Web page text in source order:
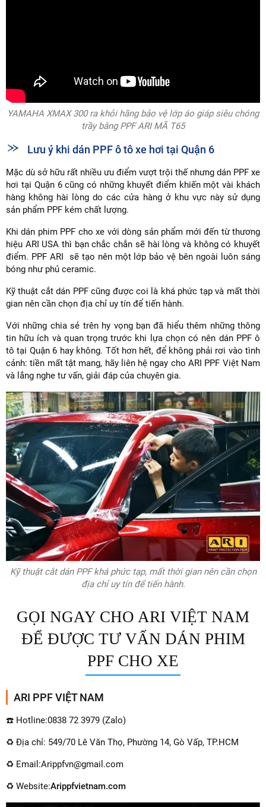
YAMAHA XMAX 300 ra khỏi hãng bảo vệ lớp áo giáp siêu chóng
trầy bằng PPF ARI MÃ T65
Lưu ý khi dán PPF ô tô xe hơi tại Quận 6
Mặc dù sở hữu rất nhiều ưu điểm vượt trội thế nhưng dán PPF xe
hơi tại Quận 6 cũng có những khuyết điểm khiến một vài khách
hàng không hài lòng do các cửa hàng ở khu vực này sử dụng
sản phẩm PPF kém chất lượng.
Khi dán phim PPF cho xe với dòng sản phẩm mới đến từ thương
hiệu ARI USA thì bạn chắc chắn sẽ hài lòng và không có khuyết
điểm. PPF ARI sẽ tạo nên một lớp bảo vệ bên ngoài luôn sáng
bóng như phủ ceramic.
Kỹ thuật cắt dán PPF cũng được coi là khá phức tạp và mất thời
gian nên cần chọn địa chỉ uy tín để tiến hành.
Với những chia sẻ trên hy vọng bạn đã hiểu thêm những thông
tin hữu ích và quan trọng trước khi lựa chọn có nên dán PPF ô
tô tại Quận 6 hay không. Tốt hơn hết, để không phải rơi vào tình
cảnh: tiền mất tật mang, hãy liên hệ ngay cho ARI PPF Việt Nam
và lắng nghe tư vấn, giải đáp của chuyên gia.
Kỹ thuật cắt dán PPF khá phức tạp, mất thời gian nên cần chọn
địa chỉ uy tín để tiến hành.
GỌI NGAY CHO ARI VIỆT NAM
ĐỂ ĐƯỢC TƯ VẤN DÁN PHIM
PPF CHO XE
ARI PPF VIỆT NAM
☎️ Hotline:0838 72 3979 (Zalo)
♻️ Địa chỉ: 549/70 Lê Văn Thọ, Phường 14, Gò Vấp, TP.HCM
♻️ Email:Arippfvn@gmail.com
♻️ Website:Arippfvietnam.com